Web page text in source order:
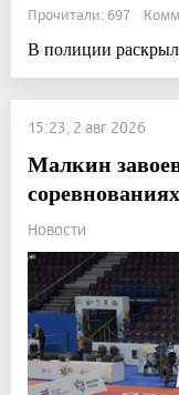
Прочитали: 697
В полиции
15:23, 2 авг 2026
Малкин
Новости